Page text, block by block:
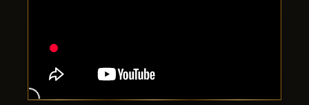
Clubbable: